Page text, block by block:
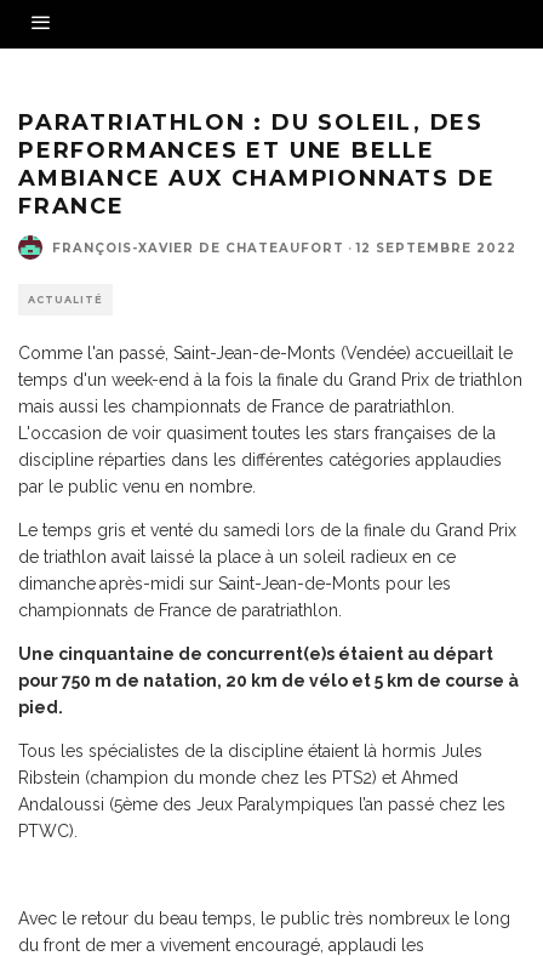
PARATRIATHLON : DU SOLEIL, DES
PERFORMANCES ET UNE BELLE
AMBIANCE AUX CHAMPIONNATS DE
FRANCE
FRANÇOIS-XAVIER DE CHATEAUFORT · 12 SEPTEMBRE 2022
ACTUALITÉ
Comme l'an passé, Saint-Jean-de-Monts (Vendée) accueillait le
temps d'un week-end à la fois la finale du Grand Prix de triathlon
mais aussi les championnats de France de paratriathlon.
L'occasion de voir quasiment toutes les stars françaises de la
discipline réparties dans les différentes catégories applaudies
par le public venu en nombre.
Le temps gris et venté du samedi lors de la finale du Grand Prix
de triathlon avait laissé la place à un soleil radieux en ce
dimancheaprès-midi sur Saint-Jean-de-Monts pour les
championnats de France de paratriathlon.
Une cinquantaine de concurrent(e)s étaient au départ
pour 750 m de natation, 20 km de vélo et 5 km de course à
pied.
Tous les spécialistes de la discipline étaient là hormis Jules
Ribstein (champion du monde chez les PTS2) et Ahmed
Andaloussi (5ème des Jeux Paralympiques l’an passé chez les
PTWC).
Avec le retour du beau temps, le public très nombreux le long
du front de mer a vivement encouragé, applaudi les